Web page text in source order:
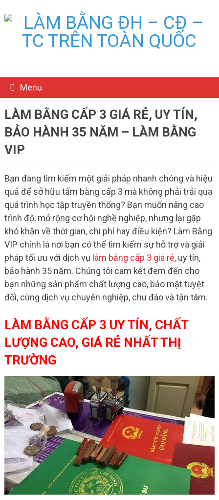
Menu
LÀM BẰNG CẤP 3 GIÁ RẺ, UY TÍN,
BẢO HÀNH 35 NĂM – LÀM BẰNG
VIP
Bạn đang tìm kiếm một giải pháp nhanh chóng và hiệu
quả để sở hữu tấm bằng cấp 3 mà không phải trải qua
quá trình học tập truyền thống? Bạn muốn nâng cao
trình độ, mở rộng cơ hội nghề nghiệp, nhưng lại gặp
khó khăn về thời gian, chi phí hay điều kiện? Làm Bằng
VIP chính là nơi bạn có thể tìm kiếm sự hỗ trợ và giải
pháp tối ưu với dịch vụ làm bằng cấp 3 giá rẻ, uy tín,
bảo hành 35 năm. Chúng tôi cam kết đem đến cho
bạn những sản phẩm chất lượng cao, bảo mật tuyệt
đối, cùng dịch vụ chuyên nghiệp, chu đáo và tận tâm.
LÀM BẰNG CẤP 3 UY TÍN, CHẤT
LƯỢNG CAO, GIÁ RẺ NHẤT THỊ
TRƯỜNG